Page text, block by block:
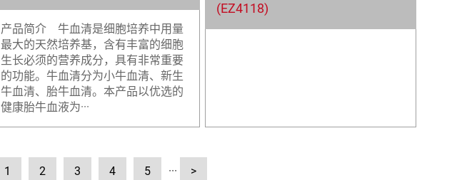
产品简介 牛血清是细胞培养中用量
最大的天然培养基，含有丰富的细胞
生长必须的营养成分，具有非常重要
的功能。牛血清分为小牛血清、新生
牛血清、胎牛血清。本产品以优选的
健康胎牛血液为···
(EZ4118)
1 2 3 4 5 ··· >